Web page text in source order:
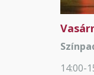
14:00-